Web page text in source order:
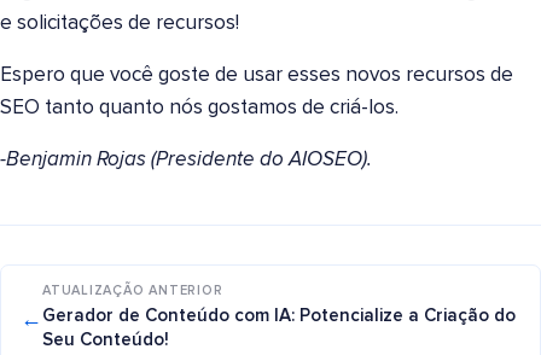
e solicitações de recursos!
Espero que você goste de usar esses novos recursos de
SEO tanto quanto nós gostamos de criá-los.
-Benjamin Rojas (Presidente do AIOSEO).
←
ATUALIZAÇÃO ANTERIOR
Gerador de Conteúdo com IA: Potencialize a Criação do
Seu Conteúdo!